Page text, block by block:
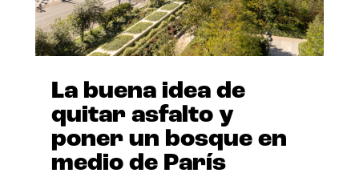
La buena idea de
quitar asfalto y
poner un bosque en
medio de París